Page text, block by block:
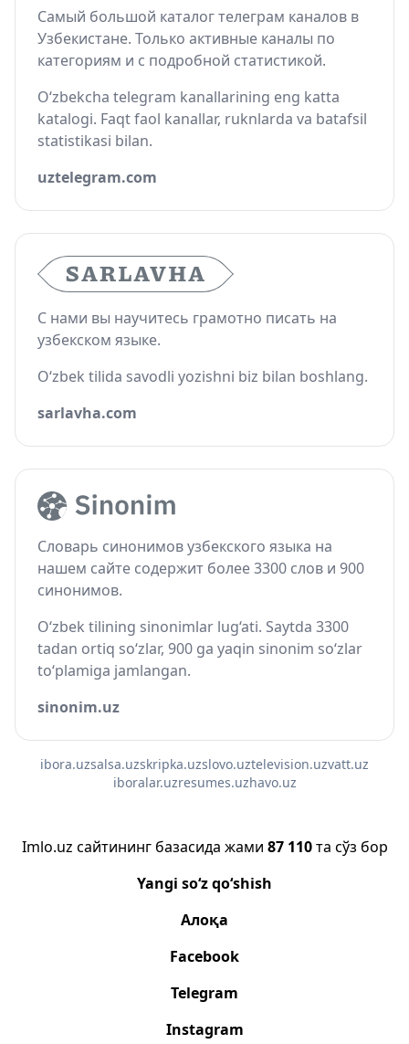
Самый большой каталог телеграм каналов в
Узбекистане. Только активные каналы по
категориям и с подробной статистикой.
O‘zbekcha telegram kanallarining eng katta
katalogi. Faqt faol kanallar, ruknlarda va batafsil
statistikasi bilan.
uztelegram.com
С нами вы научитесь грамотно писать на
узбекском языке.
O‘zbek tilida savodli yozishni biz bilan boshlang.
sarlavha.com
Словарь синонимов узбекского языка на
нашем сайте содержит более 3300 слов и 900
синонимов.
O‘zbek tilining sinonimlar lug‘ati. Saytda 3300
tadan ortiq so‘zlar, 900 ga yaqin sinonim so‘zlar
to‘plamiga jamlangan.
sinonim.uz
ibora.uzsalsa.uzskripka.uzslovo.uztelevision.uzvatt.uz
iboralar.uzresumes.uzhavo.uz
Imlo.uz сайтининг базасида жами 87 110та сўз бор
Yangi so‘z qo‘shish
Алоқа
Facebook
Telegram
Instagram